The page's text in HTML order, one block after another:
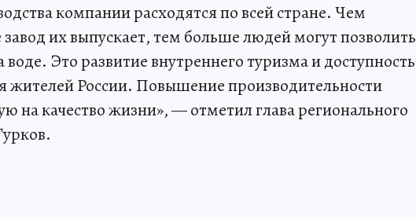
компании расходятся по всей стране. Чем
их выпускает, тем больше людей могут позволить
Это развитие внутреннего туризма и доступность
жителей России. Повышение производительности
на качество жизни», — отметил глава регионального